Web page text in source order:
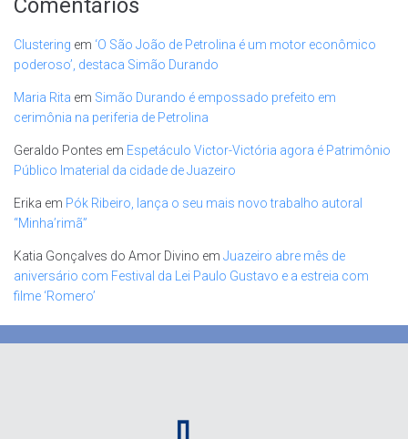
Comentários
Clustering em ‘O São João de Petrolina é um motor econômico
poderoso’, destaca Simão Durando
Maria Rita em Simão Durando é empossado prefeito em
cerimônia na periferia de Petrolina
Geraldo Pontes em Espetáculo Victor-Victória agora é Patrimônio
Público Imaterial da cidade de Juazeiro
Erika em Pók Ribeiro, lança o seu mais novo trabalho autoral
“Minha’rimã”
Katia Gonçalves do Amor Divino em Juazeiro abre mês de
aniversário com Festival da Lei Paulo Gustavo e a estreia com
filme ‘Romero’